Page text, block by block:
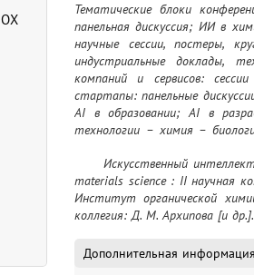
Тематические блоки
панельная дискуссия; ИИ в
научные сессии, постеры,
индустриальные доклады,
компаний и сервисов:
стартапы: панельные
AI в образовании; AI в
технологии – химия –
	Искусственный интеллект в химии и материаловедении = Artificial intelligence in chemistry and
materials science : II научная
Институт органической
коллегия: Д. М. Архипова [и
Дополнительная информация